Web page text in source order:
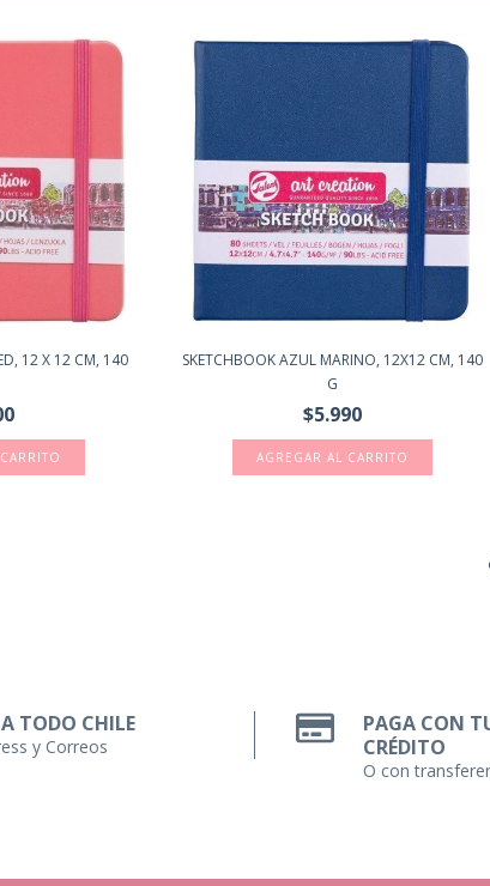
12 X 12 CM, 140
SKETCHBOOK AZUL MARINO, 12X12 CM, 140
G
$5.990
TODO CHILE
y Correos
PAGA CON
CRÉDITO
O con